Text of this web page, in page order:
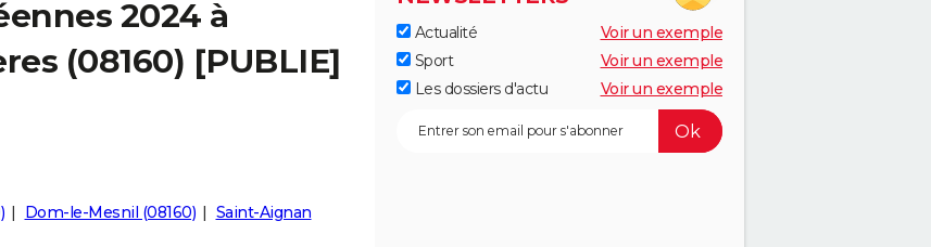
2024 à
(08160) [PUBLIE]
Dom-le-Mesnil (08160)
Saint-Aignan
Actualité
Voir un exemple
Sport
Voir un exemple
Les dossiers d'actu
Voir un exemple